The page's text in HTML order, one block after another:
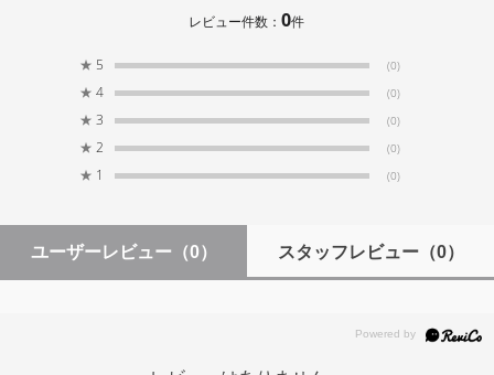
外形寸法(幅×高さ×奥行)
35.0mm× 41.0mm× 7.64mm
VAMPIRECLIP
6g
レビュー件数：0件
★ 5 (0)
★ 4 (0)
★ 3 (0)
★ 2 (0)
★ 1 (0)
ユーザーレビュー （0） スタッフレビュー（0）